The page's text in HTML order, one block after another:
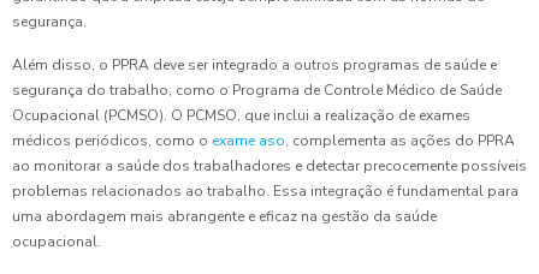
segurança.
Além disso, o PPRA deve ser integrado a outros programas de saúde e
segurança do trabalho, como o Programa de Controle Médico de Saúde
Ocupacional (PCMSO). O PCMSO, que inclui a realização de exames
médicos periódicos, como o exame aso, complementa as ações do PPRA
ao monitorar a saúde dos trabalhadores e detectar precocemente possíveis
problemas relacionados ao trabalho. Essa integração é fundamental para
uma abordagem mais abrangente e eficaz na gestão da saúde
ocupacional.